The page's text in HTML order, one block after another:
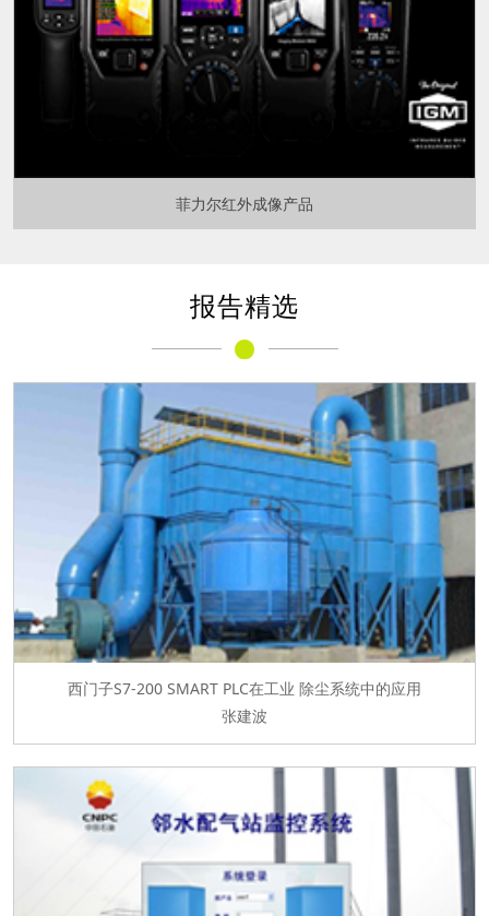
菲力尔红外成像产品
报告精选
西门子S7-200 SMART PLC在工业 除尘系统中的应用
张建波